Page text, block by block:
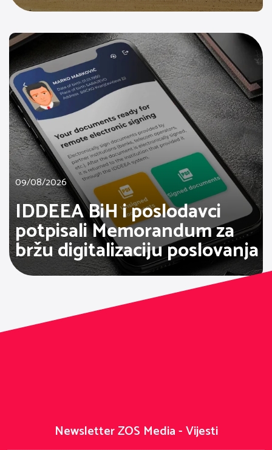
09/08/2026
IDDEEA BiH i poslodavci
potpisali Memorandum za
bržu digitalizaciju poslovanja
Newsletter ZOS Media - Vijesti